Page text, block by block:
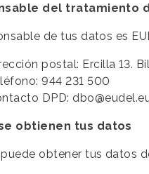
del tratamiento
de tus datos es
postal: Ercilla 13.
944 231 500
DPD:
obtienen tus datos
puede obtener tus datos